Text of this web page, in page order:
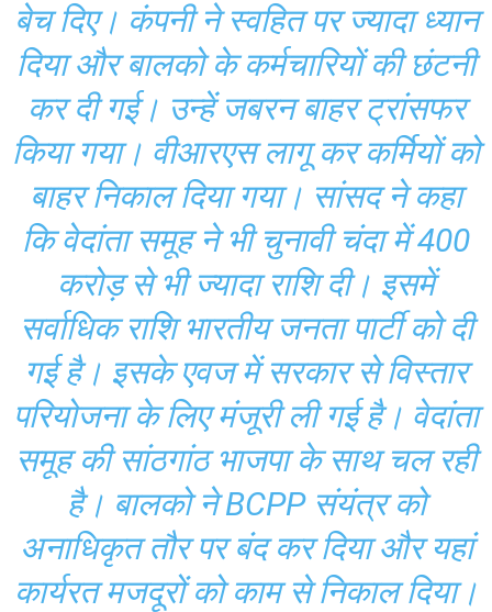
बेच दिए। कंपनी ने स्वहित पर ज्यादा ध्यान
दिया और बालको के कर्मचारियों की छंटनी
कर दी गई। उन्हें जबरन बाहर ट्रांसफर
किया गया। वीआरएस लागू कर कर्मियों को
बाहर निकाल दिया गया। सांसद ने कहा
कि वेदांता समूह ने भी चुनावी चंदा में 400
करोड़ से भी ज्यादा राशि दी। इसमें
सर्वाधिक राशि भारतीय जनता पार्टी को दी
गई है। इसके एवज में सरकार से विस्तार
परियोजना के लिए मंजूरी ली गई है। वेदांता
समूह की सांठगांठ भाजपा के साथ चल रही
है। बालको ने BCPP संयंत्र को
अनाधिकृत तौर पर बंद कर दिया और यहां
कार्यरत मजदूरों को काम से निकाल दिया।